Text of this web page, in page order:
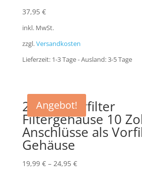
37,95 €
inkl. MwSt.
zzgl.Versandkosten
Lieferzeit: 1-3 Tage - Ausland: 3-5 Tage
Angebot!
2 x Wasserfilter
Filtergehäuse 10
Anschlüsse als
Gehäuse
19,99 €– 24,95 €